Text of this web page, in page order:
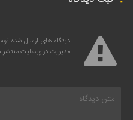
دیدگاه های ارسال شده
مدیریت در وبسایت